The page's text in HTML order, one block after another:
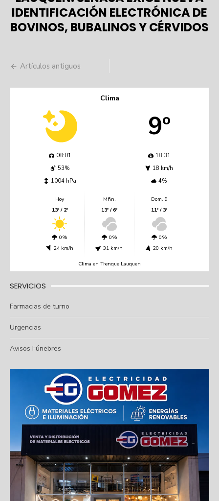
IDENTIFICACIÓN ELECTRÓNICA DE
BOVINOS, BUBALINOS Y CÉRVIDOS
Navegación
de
Artículos antiguos
Clima
9º
08:01
18:31
53%
18 km/h
1004 hPa
4%
Hoy
13º / 2º
0%
24 km/h
Mñn.
13º / 6º
0%
31 km/h
Dom. 9
11º / 3º
0%
20 km/h
Clima en Trenque Lauquen
SERVICIOS
Farmacias de turno
Urgencias
Avisos Fúnebres